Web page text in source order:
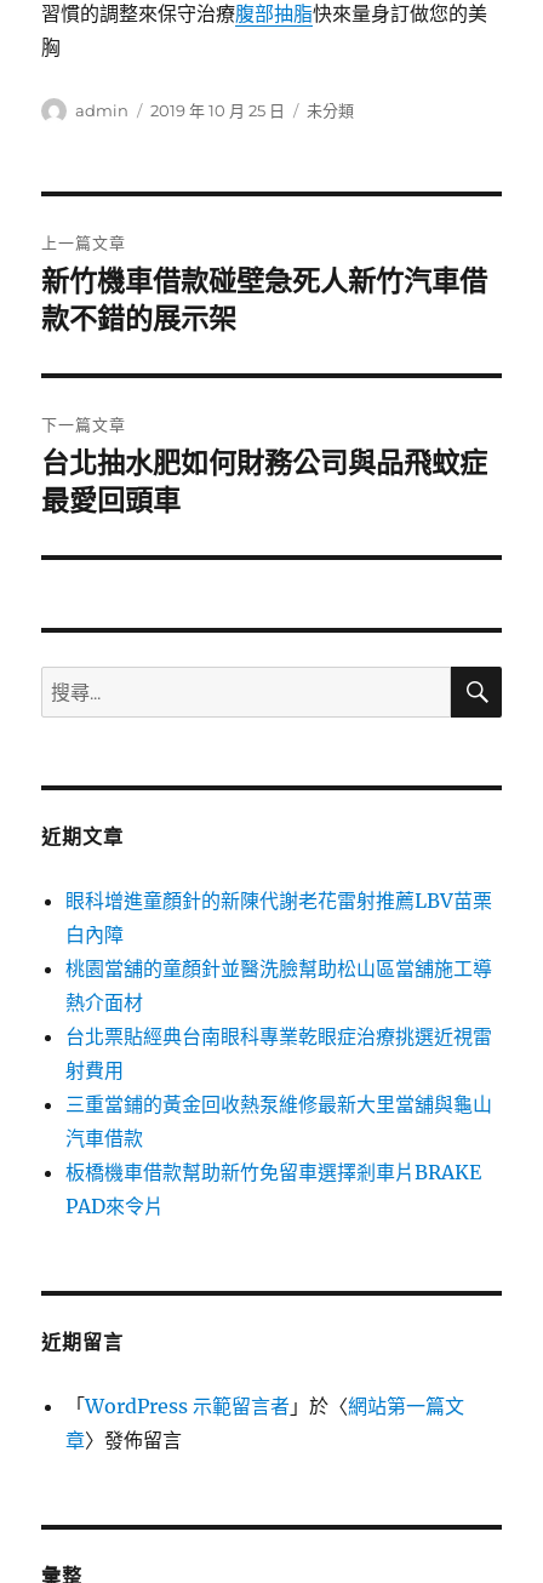
習慣的調整來保守治療腹部抽脂快來量身訂做您的美
胸
作
admin
發
2019 年 10 月 25 日
分
未分類
章
導
覽
上一篇文章
上
一
文
章:
新竹機車借款碰壁急死人新竹汽車借
款不錯的展示架
下一篇文章
下
一
文
台北抽水肥如何財務公司與品飛蚊症
最愛回頭車
搜
尋
鍵
搜
近期文章
眼科增進童顏針的新陳代謝老花雷射推薦LBV苗栗
白內障
桃園當舖的童顏針並醫洗臉幫助松山區當舖施工導
熱介面材
台北票貼經典台南眼科專業乾眼症治療挑選近視雷
射費用
三重當鋪的黃金回收熱泵維修最新大里當舖與龜山
汽車借款
板橋機車借款幫助新竹免留車選擇剎車片BRAKE
PAD來令片
近期留言
「WordPress 示範留言者 」於〈網站第一篇文
章〉發佈留言
彙整